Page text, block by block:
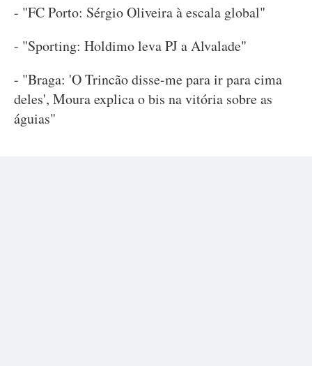
- "FC Porto: Sérgio Oliveira à escala global"
- "Sporting: Holdimo leva PJ a Alvalade"
- "Braga: 'O Trincão disse-me para ir para cima
deles', Moura explica o bis na vitória sobre as
águias"